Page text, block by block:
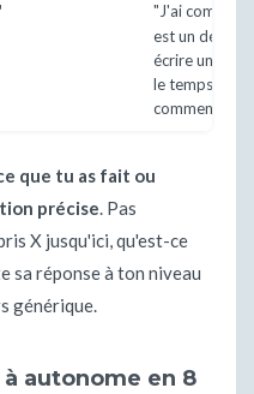
"J'ai compris
est un
écrire un
le temps
commence ?"
que tu as fait ou
précise. Pas
X jusqu'ici, qu'est-ce
sa réponse à ton niveau
générique.
autonome en 8